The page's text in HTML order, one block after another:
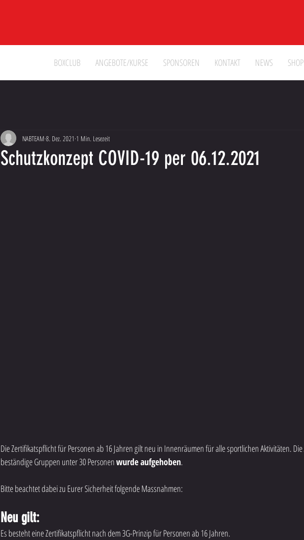
BOXCLUB ANGEBOTE/KURSE SPONSOREN KONTAKT NEWS SHOP
Schutzkonzept COVID-19 per 06.12.2021
NABTEAM 8. Dez. 2021 1 Min. Lesezeit
Die Zertifikatspflicht für Personen ab 16 Jahren gilt neu in Innenräumen für alle sportlichen Aktivitäten.
beständige Gruppen unter 30 Personen wurde aufgehoben.
Bitte beachtet dabei zu Eurer Sicherheit folgende Massnahmen:
Neu gilt:
Es besteht eine Zertifikatspflicht nach dem 3G-Prinzip für Personen ab 16 Jahren.